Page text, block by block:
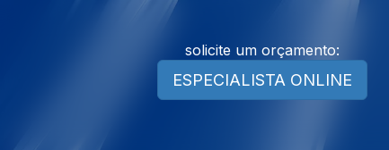
solicite um orçamento:
ESPECIALISTA ONLINE